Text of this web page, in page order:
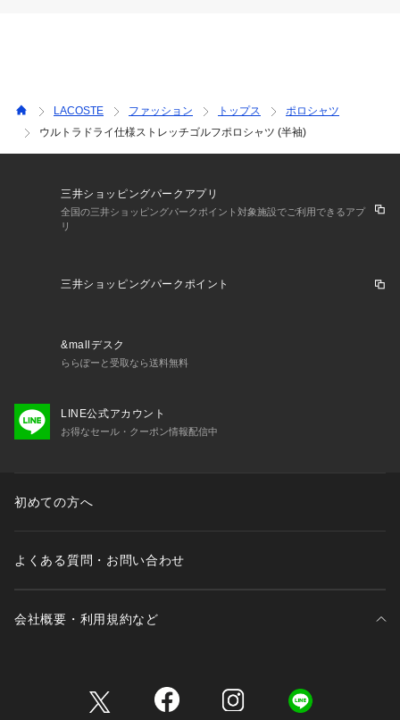
LACOSTE ファッション トップス
ポロシャツ
ウルトラドライ仕様ストレッチゴルフポロシャツ (半袖)
三井ショッピングパークアプリ
全国の三井ショッピングパークポイント対象施設でご利用できるアプ
リ
三井ショッピングパークポイント
&mallデスク
ららぽーと受取なら送料無料
LINE公式アカウント
お得なセール・クーポン情報配信中
初めての方へ
よくある質問・お問い合わせ
会社概要・利用規約など